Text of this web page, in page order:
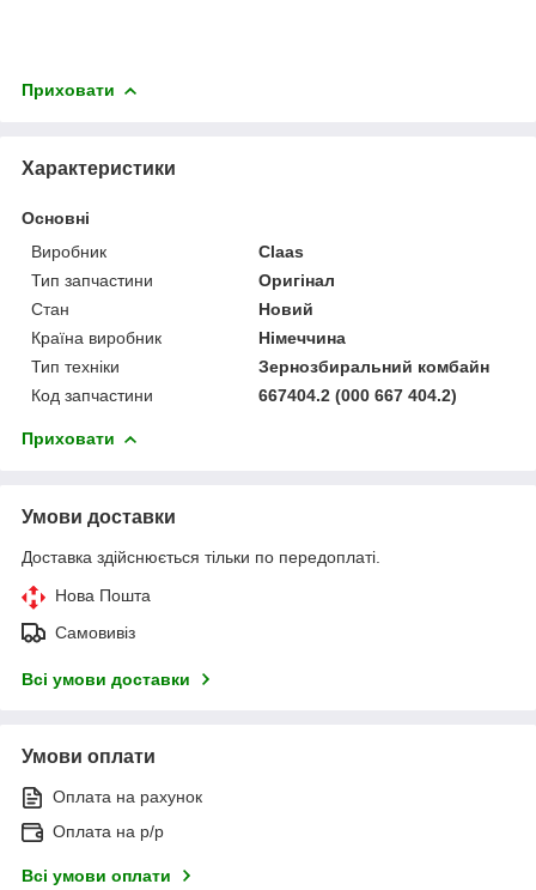
Приховати
Характеристики
Основні
Виробник
Claas
Тип запчастини
Оригінал
Стан
Новий
Країна виробник
Німеччина
Тип техніки
Зернозбиральний комбайн
Код запчастини
667404.2 (000 667 404.2)
Приховати
Умови доставки
Доставка здійснюється тільки по передоплаті.
Нова Пошта
Самовивіз
Всі умови доставки
Умови оплати
Оплата на рахунок
Оплата на р/р
Всі умови оплати